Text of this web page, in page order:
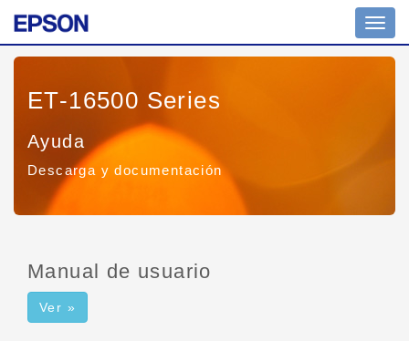
ET-16500 Series
Ayuda
Descarga y documentación
Manual de usuario
Ver »